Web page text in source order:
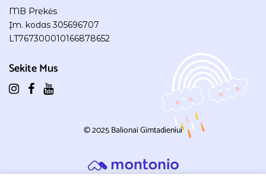
MB Prekės
Įm. kodas 305696707
LT767300010166878652
Sekite Mus
© 2025Balionai Gimtadieniui